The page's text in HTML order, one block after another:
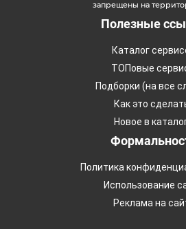
запрещены на
Полезные
Каталог
ТОПовые
Подборки (на все
Как это
Новое в
Политика
Использование
Реклама на